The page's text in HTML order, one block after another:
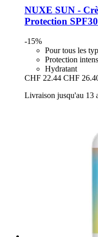
NUXE SUN -​
Protection
-15%
Pour tous les
Protection
Hydratant
CHF 22.44 CHF
Livraison jusqu'au 13